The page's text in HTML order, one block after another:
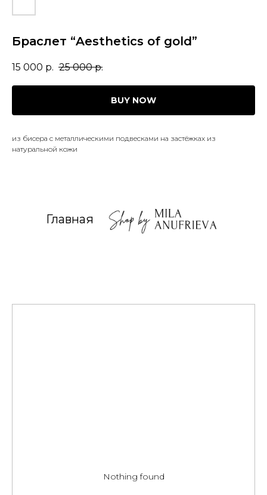
Браслет “Aesthetics of gold”
15 000 р. 25 000 р.
BUY NOW
из бисера с металлическими подвесками на застёжках из
натуральной кожи
Главная
Nothing found